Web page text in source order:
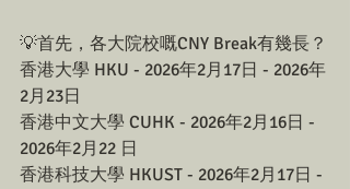
💡首先，各大院校嘅CNY Break有幾長？
香港大學 HKU - 2026年2月17日 - 2026年
2月23日
香港中文大學 CUHK - 2026年2月16日 -
2026年2月22 日
香港科技大學 HKUST - 2026年2月17日 -